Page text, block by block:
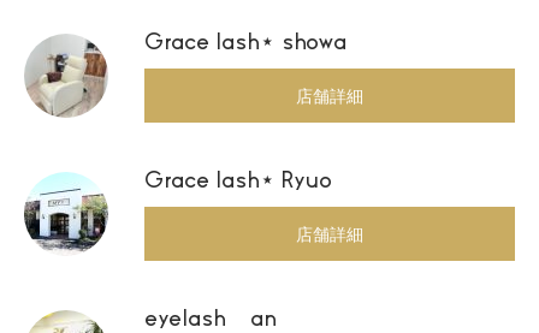
Grace lash⋆ showa
店舗詳細
Grace lash⋆ Ryuo
店舗詳細
eyelash an